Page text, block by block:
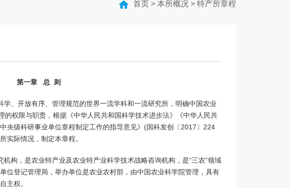
首页 > 本所概况 > 特产所章程
第一章 总 则
、开放有序、管理规范的世界一流学科和一流研究所，明确中国农业
的权限与职责，根据《中华人民共和国科学技术进步法》《中华人民共
央级科研事业单位章程制定工作的指导意见》(国科发创〔2017〕224
实际情况，制定本章程。
构，是农业特产业及农业特产业科学技术战略咨询机构，是“三农”领域
位登记管理局，举办单位是农业农村部，由中国农业科学院管理，具有
主权。